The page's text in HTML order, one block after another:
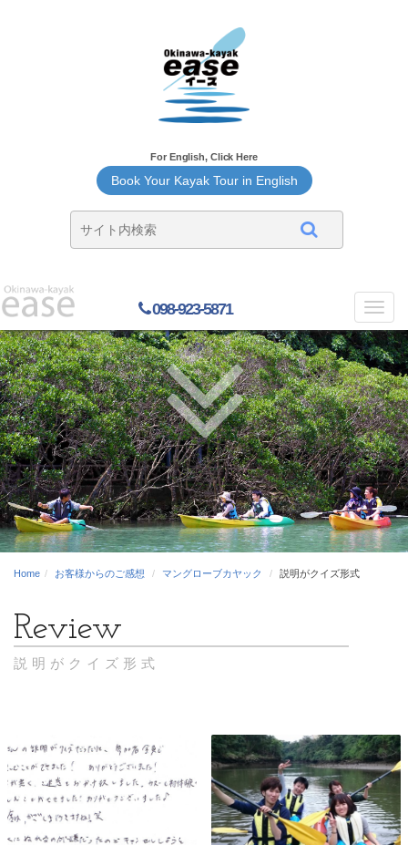
For English, Click Here
Book Your Kayak Tour in English
098-923-5871
Home お客様からのご感想 マングローブカヤック 説明がクイズ形式
説明がクイズ形式